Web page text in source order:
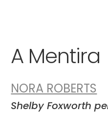
A Mentira
NORA ROBERTS
Shelby Foxworth